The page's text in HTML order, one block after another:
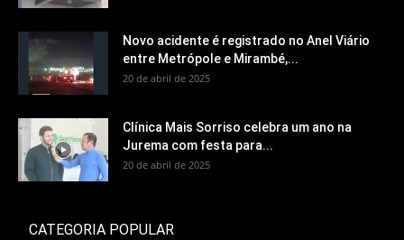
Novo acidente é registrado no Anel Viário
entre Metrópole e Mirambé,...
20 de abril de 2025
Clínica Mais Sorriso celebra um ano na
Jurema com festa para...
20 de abril de 2025
CATEGORIA POPULAR